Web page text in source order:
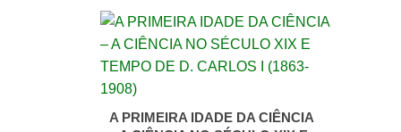
A PRIMEIRA IDADE DA CIÊNCIA